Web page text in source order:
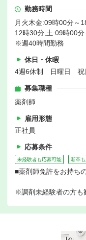
勤務時間
月火木金:09時00分～
12時30分,土:09時00分
※週40時間勤務
休日・休暇
4週6休制 日曜日 祝
募集職種
薬剤師
雇用形態
正社員
応募条件
未経験者も応募可能 新卒
■薬剤師免許をお持ち
※調剤未経験者の方も